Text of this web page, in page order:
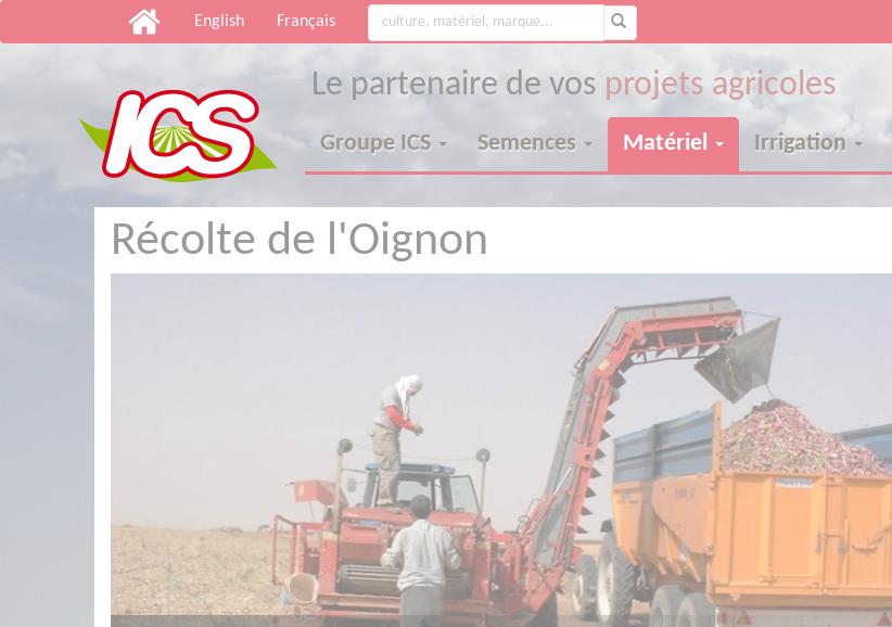
Récolte de l'Oignon
English Français
Le partenaire de vos projets agricoles
Groupe ICS Semences Matériel Irrigation